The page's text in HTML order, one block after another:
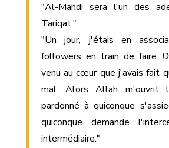
"Al-Mahdi sera l'un des
Tariqat."
"Un jour, j'étais en
followers en train de faire
venu au cœur que j'avais fait
mal. Alors Allah m'ouvrit
pardonné à quiconque
quiconque demande
intermédiaire."